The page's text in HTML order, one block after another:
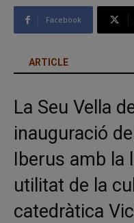
Facebook
ARTICLE
La Seu Vella
inauguració
Iberus amb la
utilitat de la
catedràtica